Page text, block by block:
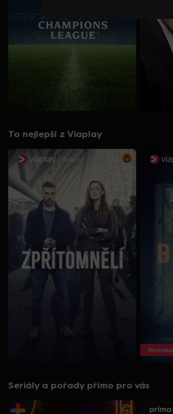
To nejlepší z Viaplay
Novinka
Seriály a pořady přímo pro vás